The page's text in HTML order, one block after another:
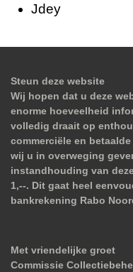
Jdey
Steun deze website
Wij hopen dat u deze
enorme hoeveelheid
volledig draait op
commerciële en
wij u in overweging
instandhouding van
1,--. Dit gaat heel
bankrekening Rabo
Met vriendelijke groet
Commissie